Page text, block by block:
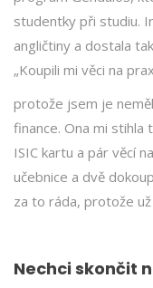
studentky při studiu.
angličtiny a dostala
„Koupili mi věci na
protože jsem je
finance. Ona mi stihla
ISIC kartu a pár věcí
učebnice a dvě
za to ráda, protože
Nechci skončit